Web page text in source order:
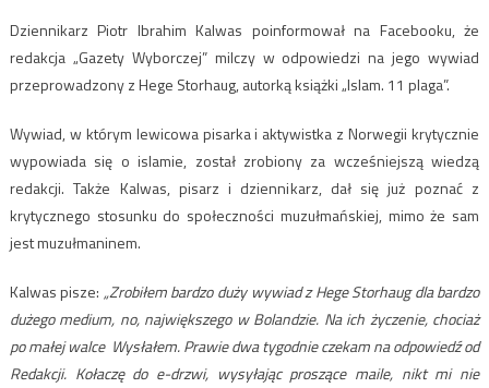
Dziennikarz Piotr Ibrahim Kalwas poinformował na Facebooku, że
redakcja „Gazety Wyborczej” milczy w odpowiedzi na jego wywiad
przeprowadzony z Hege Storhaug, autorką książki „Islam. 11 plaga”.
Wywiad, w którym lewicowa pisarka i aktywistka z Norwegii krytycznie
wypowiada się o islamie, został zrobiony za wcześniejszą wiedzą
redakcji. Także Kalwas, pisarz i dziennikarz, dał się już poznać z
krytycznego stosunku do społeczności muzułmańskiej, mimo że sam
jest muzułmaninem.
Kalwas pisze: „Zrobiłem bardzo duży wywiad z Hege Storhaug dla bardzo
dużego medium, no, największego w Bolandzie. Na ich życzenie, chociaż
po małej walce Wysłałem. Prawie dwa tygodnie czekam na odpowiedź od
Redakcji. Kołaczę do e-drzwi, wysyłając proszące maile, nikt mi nie